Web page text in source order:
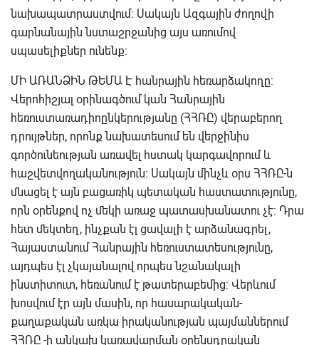
նախապատրաստվում: Սակայն Ազգային ժողովի
գարնանային նստաշրջանից այս առումով
սպասելիքներ ունենք:
ՄԻ ԱՌԱՆՁԻՆ ԹԵՄԱ Է հանրային հեռարձակողը:
Վերոհիշյալ օրինագծում կան Հանրային
հեռուստառադիոընկերությանը (ՀՀՌԸ) վերաբերող
դրույթներ, որոնք նախատեսում են վերջինիս
գործունեության առավել հստակ կարգավորում և
հաշվետվողականություն։ Սակայն մինչև օրս ՀՀՌԸ-ն
մնացել է այն բացառիկ պետական հաստատությունը,
որն օրենքով ոչ մեկի առաջ պատասխանատու չէ: Դրա
հետ մեկտեղ, ինչքան էլ ցավալի է արձանագրել,
Հայաստանում Հանրային հեռուստատեսությունը,
այդպես էլ չկայանալով որպես նշանակալի
ինստիտուտ, հեռանում է թատերաբեմից: Վերևում
խոսվում էր այն մասին, որ հասարակական-
քաղաքական առկա իրականության պայմաններում
ՀՀՌԸ -ի անկախ կառավարման օրենսդրական